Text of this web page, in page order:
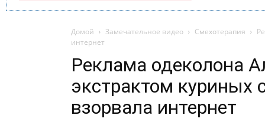
Домой Замечательное видео Смехотерапия
интернет
Реклама одеколона
экстрактом куриных
взорвала интернет